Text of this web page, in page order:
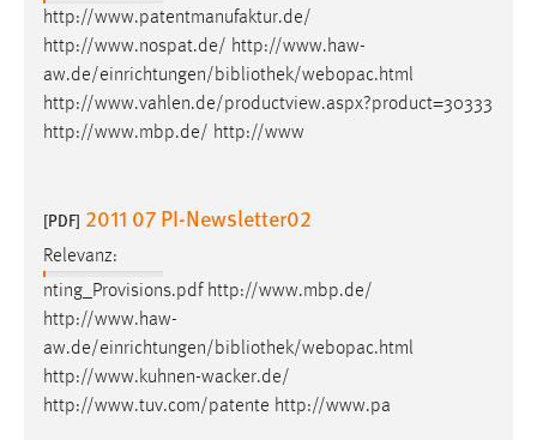
http://www.patentmanufaktur.de/
http://www.nospat.de/ http://www.haw-
aw.de/einrichtungen/bibliothek/webopac.html
http://www.vahlen.de/productview.aspx?product=30333
http://www.mbp.de/ http://www
[PDF] 2011 07 PI-Newsletter02
Relevanz:
nting_Provisions.pdf http://www.mbp.de/
http://www.haw-
aw.de/einrichtungen/bibliothek/webopac.html
http://www.kuhnen-wacker.de/
http://www.tuv.com/patente http://www.pa
chat-frame-style-5e9dbeb1811c0446
Zweck:
Wird benötigt um die Chatfunktion nutzen zu können.
Cookie Laufzeit:
Name:
fe_user, be_user, be_lastLoginProvider
Zweck:
Dieser Cookie ist notwendig um sich an der Website